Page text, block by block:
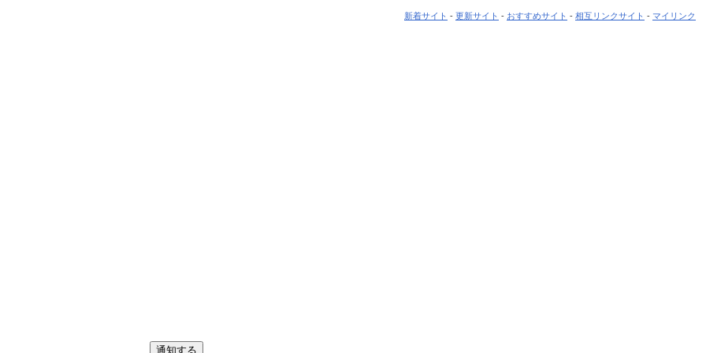
新着サイト - 更新サイト - おすすめサイト - 相互リンクサイト - マイリンク